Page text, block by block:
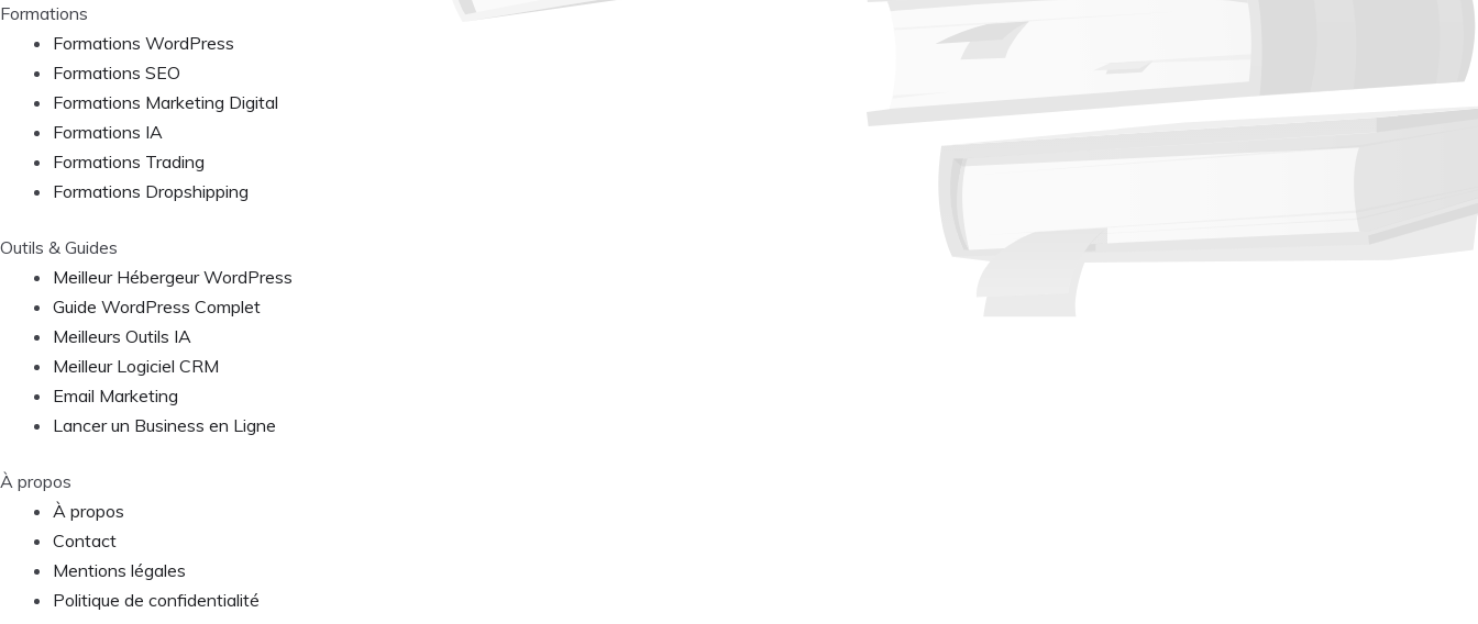
Formations
Formations WordPress
Formations SEO
Formations Marketing Digital
Formations IA
Formations Trading
Formations Dropshipping
Outils & Guides
Meilleur Hébergeur WordPress
Guide WordPress Complet
Meilleurs Outils IA
Meilleur Logiciel CRM
Email Marketing
Lancer un Business en Ligne
À propos
À propos
Contact
Mentions légales
Politique de confidentialité